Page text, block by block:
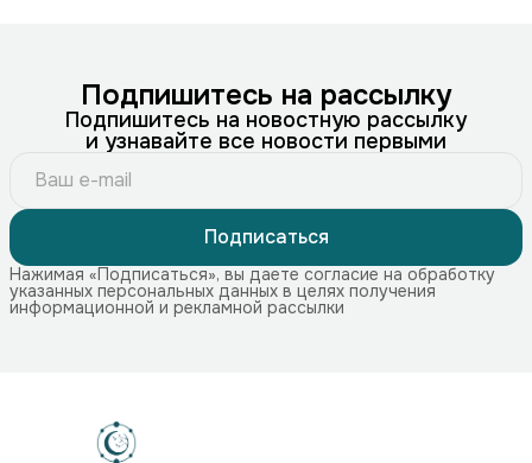
Подпишитесь на рассылку
Подпишитесь на новостную рассылку
и узнавайте все новости первыми
Подписаться
Нажимая «Подписаться», вы даете согласие на обработку
указанных персональных данных в целях получения
информационной и рекламной рассылки